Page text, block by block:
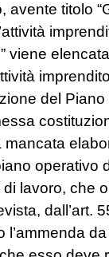
titolo
viene
del
lavoro, che
dall’art.
l’ammenda